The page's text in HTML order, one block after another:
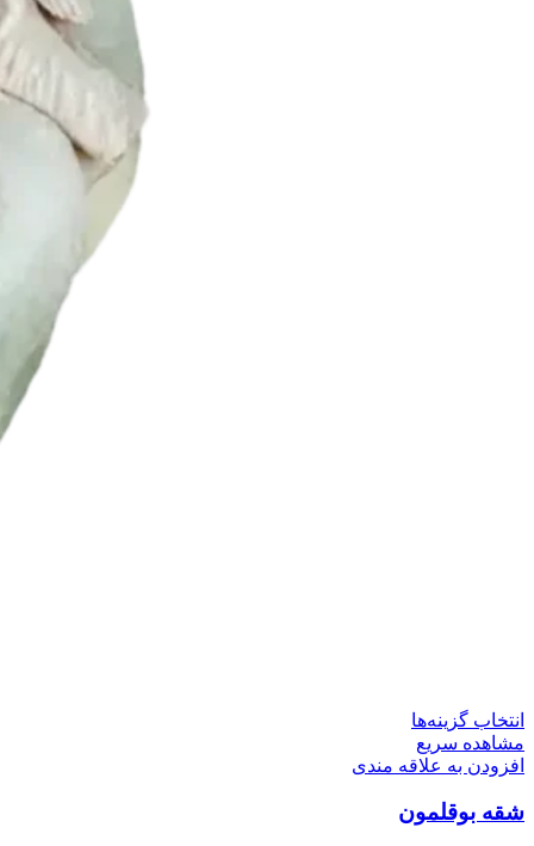
انتخاب گزینه‌ها
دارای
مختلفی
مشاهده سریع
افزودن به علاقه مندی
شقه بوقلمون